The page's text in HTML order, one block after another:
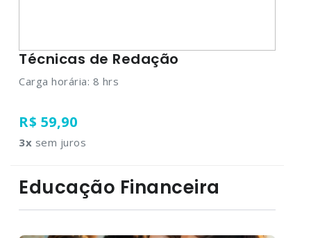
Técnicas de Redação
Carga horária: 8 hrs
R$ 59,90
3x sem juros
Educação Financeira